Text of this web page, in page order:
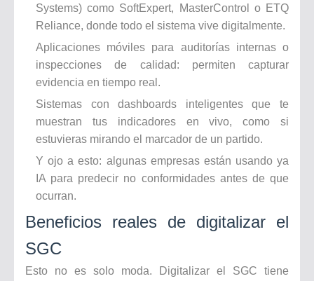
Systems) como SoftExpert, MasterControl o ETQ
Reliance, donde todo el sistema vive digitalmente.
Aplicaciones móviles para auditorías internas o
inspecciones de calidad: permiten capturar
evidencia en tiempo real.
Sistemas con dashboards inteligentes que te
muestran tus indicadores en vivo, como si
estuvieras mirando el marcador de un partido.
Y ojo a esto: algunas empresas están usando ya
IA para predecir no conformidades antes de que
ocurran.
Beneficios reales de digitalizar el
SGC
Esto no es solo moda. Digitalizar el SGC tiene